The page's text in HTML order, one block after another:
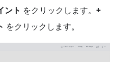
ント をクリックします。 +
をクリックします。